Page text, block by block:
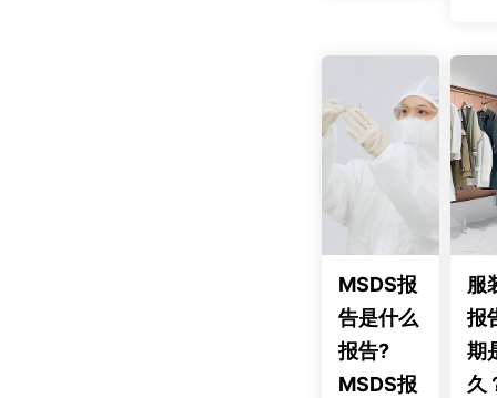
MSDS报
告是什么
报告?
MSDS报
服
报
期
久